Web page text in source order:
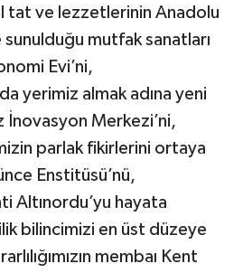
tat ve lezzetlerinin Anadolu
mutfak sanatları
Evi’ni,
yerimiz almak adına yeni
Merkezi’ni,
parlak fikirlerini ortaya
Enstitüsü’nü,
Altınordu’yu hayata
bilincimizi en üst düzeye
membaı Kent